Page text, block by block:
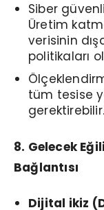
Siber
Üretim
verisinin
politikaları
tüm tesise
gerektirebilir.
8. Gelecek
Bağlantısı
Dijital ikiz